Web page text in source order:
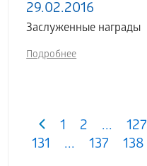
29.02.2016
Заслуженные награды
Подробнее
1 2 ... 127
131
... 137 138